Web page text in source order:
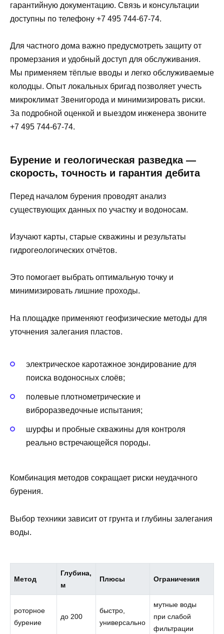
гарантийную документацию. Связь и консультации
доступны по телефону +7 495 744-67-74.
Для частного дома важно предусмотреть защиту от
промерзания и удобный доступ для обслуживания.
Мы применяем тёплые вводы и легко обслуживаемые
колодцы. Опыт локальных бригад позволяет учесть
микроклимат Звенигорода и минимизировать риски.
За подробной оценкой и выездом инженера звоните
+7 495 744-67-74.
Бурение и геологическая разведка —
скорость, точность и гарантия дебита
Перед началом бурения проводят анализ
существующих данных по участку и водоносам.
Изучают карты, старые скважины и результаты
гидрогеологических отчётов.
Это помогает выбрать оптимальную точку и
минимизировать лишние проходы.
На площадке применяют геофизические методы для
уточнения залегания пластов.
электрическое каротажное зондирование для
поиска водоносных слоёв;
полевые плотнометрические и
виброразведочные испытания;
шурфы и пробные скважины для контроля
реально встречающейся породы.
Комбинация методов сокращает риски неудачного
бурения.
Выбор техники зависит от грунта и глубины залегания
воды.
Метод
Глубина,
м
Плюсы Ограничения
роторное
бурение
до 200
быстро,
универсально
мутные воды
при слабой
фильтрации